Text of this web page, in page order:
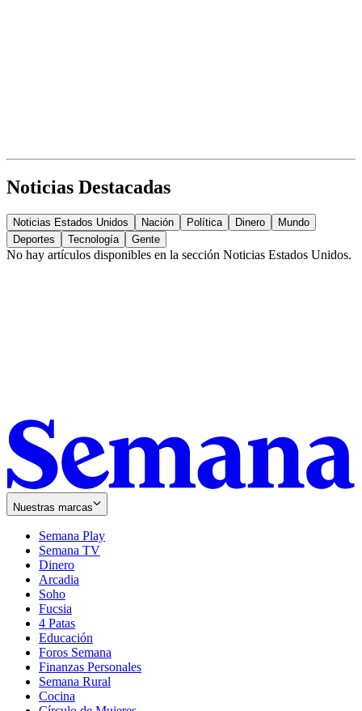
Noticias Destacadas
Noticias Estados Unidos Nación Política Dinero
Mundo
Deportes
Tecnología Gente
No hay artículos disponibles en la sección Noticias Estados Unidos.
Nuestras marcas
Semana Play
Semana TV
Dinero
Arcadia
Soho
in
new
window
Fucsia
in
new
window
4 Patas
Educación
Foros Semana
Finanzas Personales
Semana Rural
Cocina